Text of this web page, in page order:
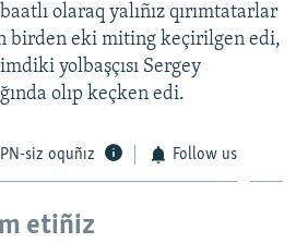
olaraq yalıñız qırımtatarlar
birden eki miting keçirilgen edi,
yolbaşçısı Sergey
olıp keçken edi.
siz oquñız Follow us
etiñiz